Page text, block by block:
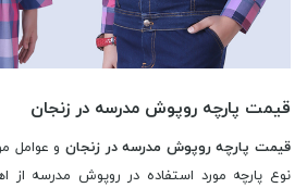
قیمت پارچه روپوش مدرسه در زنجان
قیمت پارچه روپوش مدرسه در زنجان و عوامل
نوع پارچه مورد استفاده در روپوش مدرسه از